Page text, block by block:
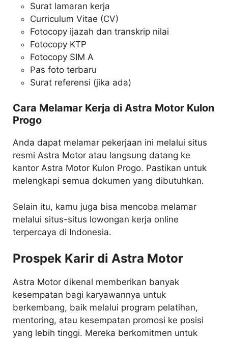
Surat lamaran kerja
Curriculum Vitae (CV)
Fotocopy ijazah dan transkrip nilai
Fotocopy KTP
Fotocopy SIM A
Pas foto terbaru
Surat referensi (jika ada)
Cara Melamar Kerja di Astra Motor Kulon
Progo
Anda dapat melamar pekerjaan ini melalui situs
resmi Astra Motor atau langsung datang ke
kantor Astra Motor Kulon Progo. Pastikan untuk
melengkapi semua dokumen yang dibutuhkan.
Selain itu, kamu juga bisa mencoba melamar
melalui situs-situs lowongan kerja online
terpercaya di Indonesia.
Prospek Karir di Astra Motor
Astra Motor dikenal memberikan banyak
kesempatan bagi karyawannya untuk
berkembang, baik melalui program pelatihan,
mentoring, atau kesempatan promosi ke posisi
yang lebih tinggi. Mereka berkomitmen untuk